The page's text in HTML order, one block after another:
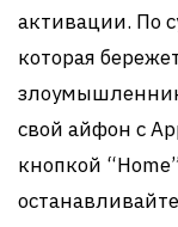
активации. По
которая
свой айфон с
кнопкой